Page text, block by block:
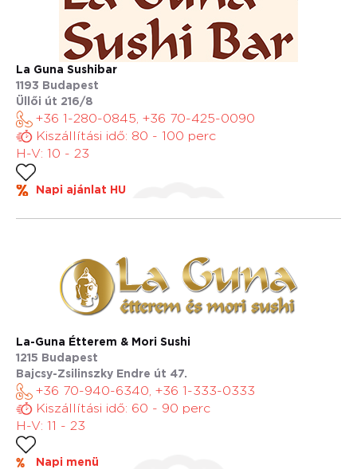
La Guna Sushibar
1193 Budapest
Üllői út 216/8
+36 1-280-0845, +36 70-425-0090
Kiszállítási idő: 80 - 100 perc
H-V: 10 - 23
Napi ajánlat HU
La-Guna Étterem & Mori Sushi
1215 Budapest
Bajcsy-Zsilinszky Endre út 47.
+36 70-940-6340, +36 1-333-0333
Kiszállítási idő: 60 - 90 perc
H-V: 11 - 23
Napi menü